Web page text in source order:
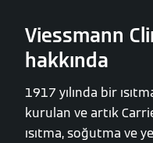
Viessmann
hakkında
1917 yılında bir
kurulan ve artık
ısıtma, soğutma ve